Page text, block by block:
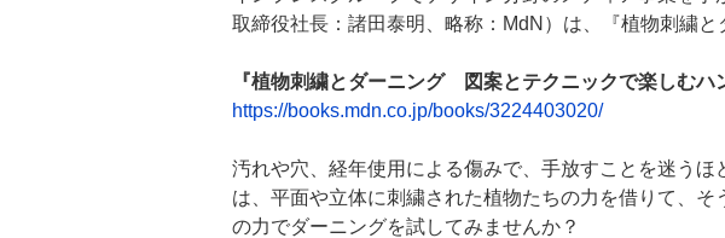
取締役社長：諸田泰明、略称：MdN）は、『植物刺繍
『植物刺繍とダーニング 図案とテクニックで楽しむハ
https://books.mdn.co.jp/books/3224403020/
汚れや穴、経年使用による傷みで、手放すことを迷う
は、平面や立体に刺繍された植物たちの力を借りて、
の力でダーニングを試してみませんか？